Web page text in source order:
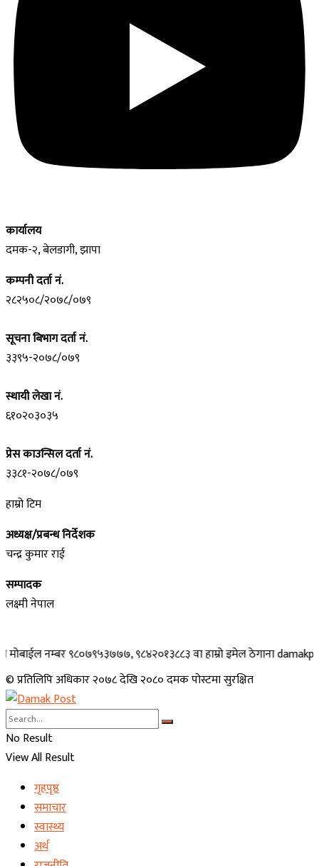
कार्यालय
दमक-२, बेलडागी, झापा
कम्पनी दर्ता नं.
२८२५०८/२०७८/०७९
सूचना बिभाग दर्ता नं.
३३९५-२०७८/०७९
स्थायी लेखा नं.
६१०२०३०३५
प्रेस काउन्सिल दर्ता नं.
३३८१-२०७८/०७९
हाम्रो टिम
अध्यक्ष/प्रबन्ध निर्देशक
चन्द्र कुमार राई
सम्पादक
लक्ष्मी नेपाल
नम्बर ९८०७९५३७७७, ९८४२०१३८८३ वा हाम्रो इमेल ठेगाना
© प्रतिलिपि अधिकार २०७८ देखि २०८० दमक पोस्टमा सुरक्षित
No Result
View All Result
गृहपृष्ठ
समाचार
स्वास्थ्य
अर्थ